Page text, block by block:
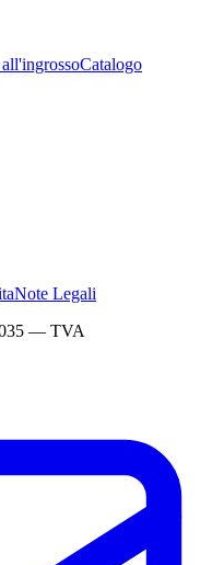
Catalogo
Note Legali
— TVA